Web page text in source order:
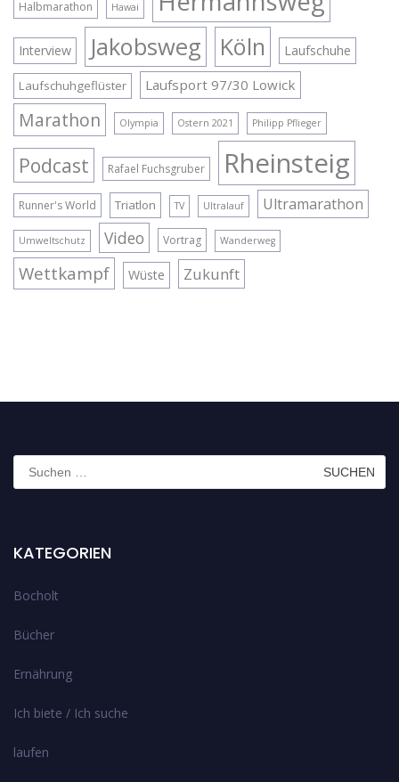
Halbmarathon Hawai
Interview Jakobsweg Köln Laufschuhe
Laufschuhgeflüster Laufsport 97/30 Lowick
Marathon Olympia Ostern 2021 Philipp Pflieger
Podcast Rafael Fuchsgruber Rheinsteig
Runner's World Triatlon TV Ultralauf Ultramarathon
Umweltschutz Video Vortrag Wanderweg
Wettkampf Wüste Zukunft
Suchen
nach:
KATEGORIEN
Bocholt
Bücher
Ernährung
Ich biete / Ich suche
laufen